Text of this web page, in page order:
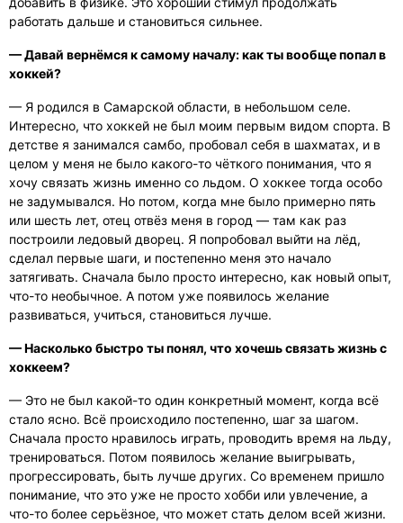
работать дальше и становиться сильнее.
— Давай вернёмся к самому началу: как ты вообще попал в
хоккей?
— Я родился в Самарской области, в небольшом селе.
Интересно, что хоккей не был моим первым видом спорта. В
детстве я занимался самбо, пробовал себя в шахматах, и в
целом у меня не было какого-то чёткого понимания, что я
хочу связать жизнь именно со льдом. О хоккее тогда особо
не задумывался. Но потом, когда мне было примерно пять
или шесть лет, отец отвёз меня в город — там как раз
построили ледовый дворец. Я попробовал выйти на лёд,
сделал первые шаги, и постепенно меня это начало
затягивать. Сначала было просто интересно, как новый опыт,
что-то необычное. А потом уже появилось желание
развиваться, учиться, становиться лучше.
— Насколько быстро ты понял, что хочешь связать жизнь с
хоккеем?
— Это не был какой-то один конкретный момент, когда всё
стало ясно. Всё происходило постепенно, шаг за шагом.
Сначала просто нравилось играть, проводить время на льду,
тренироваться. Потом появилось желание выигрывать,
прогрессировать, быть лучше других. Со временем пришло
понимание, что это уже не просто хобби или увлечение, а
что-то более серьёзное, что может стать делом всей жизни.